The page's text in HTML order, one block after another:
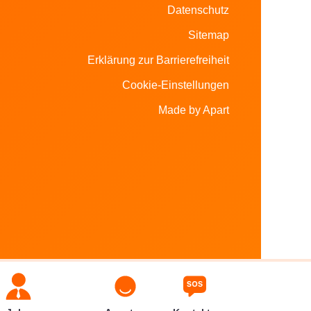
Datenschutz
Sitemap
Erklärung zur Barrierefreiheit
Cookie-Einstellungen
Made by Apart